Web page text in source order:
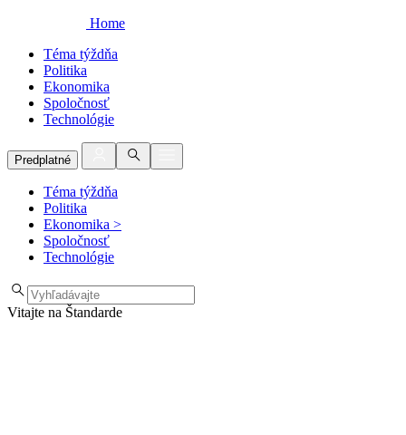
Home
Téma týždňa
Politika
Ekonomika
Spoločnosť
Technológie
Predplatné
Téma týždňa
Politika
Ekonomika >
Spoločnosť
Technológie
Vitajte na Štandarde